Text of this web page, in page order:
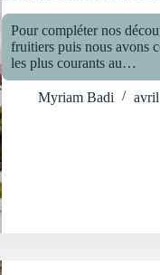
Pour compléter nos
fruitiers puis nous avons
les plus courants au…
Myriam Badi